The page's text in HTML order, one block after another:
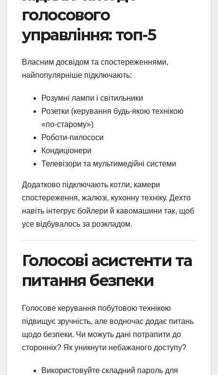
голосового
управління: топ-5
Власним досвідом та спостереженнями,
найпопулярніше підключають:
Розумні лампи і світильники
Розетки (керування будь-якою технікою
«по-старому»)
Роботи-пилососи
Кондиціонери
Телевізори та мультимедійні системи
Додатково підключають котли, камери
спостереження, жалюзі, кухонну техніку. Дехто
навіть інтегрує бойлери й кавомашини так, щоб
усе відбувалось за розкладом.
Голосові асистенти та
питання безпеки
Голосове керування побутовою технікою
підвищує зручність, але водночас додає питань
щодо безпеки. Чи можуть дані потрапити до
сторонніх? Як уникнути небажаного доступу?
Використовуйте складний пароль для